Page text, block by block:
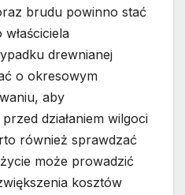
brudu powinno stać
drewnianej
o okresowym
aby
działaniem wilgoci
również sprawdzać
może prowadzić
kosztów